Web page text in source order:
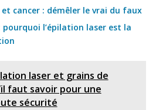
cancer : démêler le vrai du faux
pourquoi l’épilation laser est la
laser et grains de
faut savoir pour une
sécurité